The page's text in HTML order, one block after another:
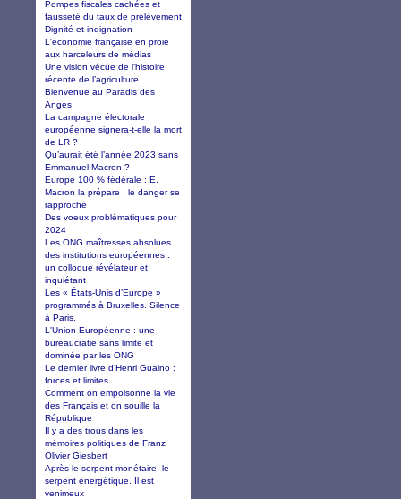
Pompes fiscales cachées et
fausseté du taux de prélèvement
Dignité et indignation
L'économie française en proie
aux harceleurs de médias
Une vision vécue de l’histoire
récente de l’agriculture
Bienvenue au Paradis des
Anges
La campagne électorale
européenne signera-t-elle la mort
de LR ?
Qu’aurait été l’année 2023 sans
Emmanuel Macron ?
Europe 100 % fédérale : E.
Macron la prépare ; le danger se
rapproche
Des voeux problématiques pour
2024
Les ONG maîtresses absolues
des institutions européennes :
un colloque révélateur et
inquiétant
Les « États-Unis d’Europe »
programmés à Bruxelles. Silence
à Paris.
L'Union Européenne : une
bureaucratie sans limite et
dominée par les ONG
Le dernier livre d’Henri Guaino :
forces et limites
Comment on empoisonne la vie
des Français et on souille la
République
Il y a des trous dans les
mémoires politiques de Franz
Olivier Giesbert
Après le serpent monétaire, le
serpent énergétique. Il est
venimeux